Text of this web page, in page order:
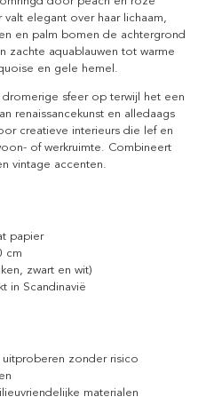
elegant over haar lichaam,
en palm bomen de achtergrond
zachte aquablauwen tot warme
en gele hemel.
sfeer op terwijl het een
renaissancekunst en alledaags
creatieve interieurs die lef en
of werkruimte. Combineert
vintage accenten.
papier
cm
zwart en wit)
in Scandinavië
zonder risico
materialen